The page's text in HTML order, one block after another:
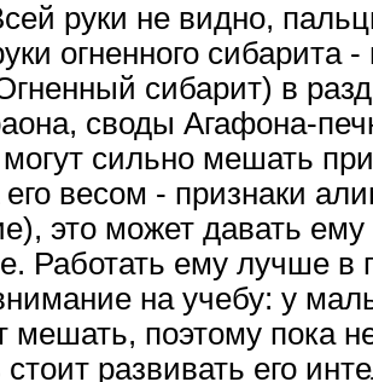
руки не видно,
огненного сибарита
сибарит) в
своды Агафона-
сильно мешать
его весом - признаки
это может давать
Работать ему лучше
на учебу: у
мешать, поэтому пока
развивать его